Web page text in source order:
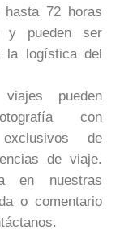
hasta 72 horas
pueden ser
la logística del
pueden
con
de
de viaje.
en nuestras
o comentario